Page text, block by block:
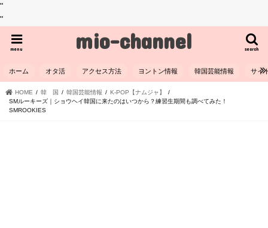
"
"
mio-channel search
menu
ホーム オタ活 アクセス方法 ヨントン情報 韓国芸能情報 サイ
HOME 韓 国 韓国芸能情報
K-POP【ナムジャ】
SMルーキーズ｜ショウヘイ韓国に来たのはいつから？練習生期間も調べてみた！
SMROOKIES